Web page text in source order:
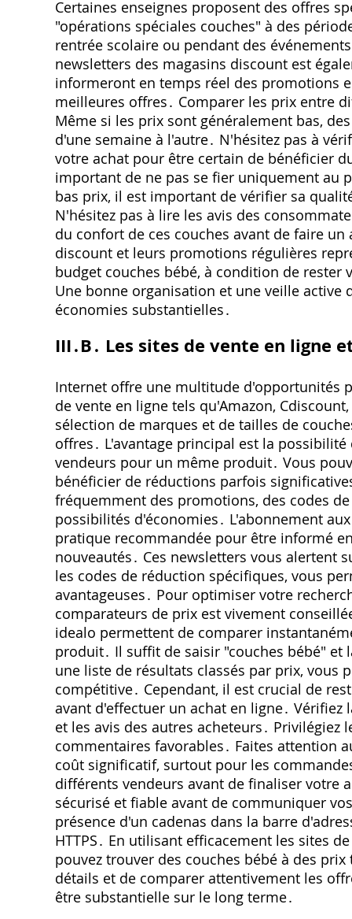
Certaines enseignes proposent des offres
"opérations spéciales couches" à des
rentrée scolaire ou pendant des
newsletters des magasins discount est
informeront en temps réel des promotions
meilleures offres․ Comparer les prix entre
Même si les prix sont généralement bas‚
d'une semaine à l'autre․ N'hésitez pas à
votre achat pour être certain de bénéficier
important de ne pas se fier uniquement au
bas prix‚ il est important de vérifier sa
N'hésitez pas à lire les avis des
du confort de ces couches avant de faire un
discount et leurs promotions régulières
budget couches bébé‚ à condition de
Une bonne organisation et une veille
économies substantielles․
III․B․ Les sites de vente en ligne
Internet offre une multitude d'opportunités
de vente en ligne tels qu'Amazon‚
sélection de marques et de tailles de
offres․ L'avantage principal est la
vendeurs pour un même produit․ Vous
bénéficier de réductions parfois
fréquemment des promotions‚ des codes
possibilités d'économies․ L'abonnement
pratique recommandée pour être informé
nouveautés․ Ces newsletters vous alertent
les codes de réduction spécifiques‚ vous
avantageuses․ Pour optimiser votre
comparateurs de prix est vivement
idealo permettent de comparer
produit․ Il suffit de saisir "couches bébé" et
une liste de résultats classés par prix‚
compétitive․ Cependant‚ il est crucial de
avant d'effectuer un achat en ligne․
et les avis des autres acheteurs․
commentaires favorables․ Faites attention
coût significatif‚ surtout pour les
différents vendeurs avant de finaliser votre
sécurisé et fiable avant de communiquer
présence d'un cadenas dans la barre
HTTPS․ En utilisant efficacement les sites
pouvez trouver des couches bébé à des
détails et de comparer attentivement les
être substantielle sur le long terme․